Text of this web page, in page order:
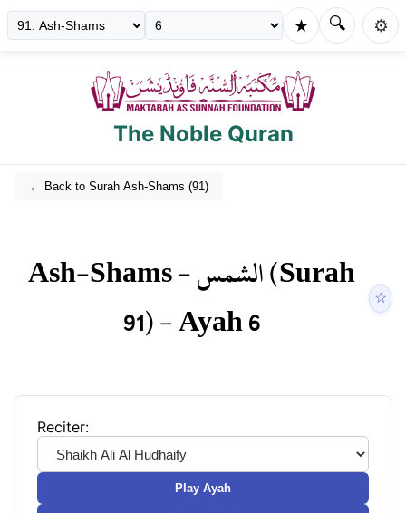
★ 🔍 ⚙️
The Noble Quran
← Back to Surah Ash-Shams (91)
Ash-Shams-الشمس(Surah
91) - Ayah6
☆
Reciter:
Play Ayah